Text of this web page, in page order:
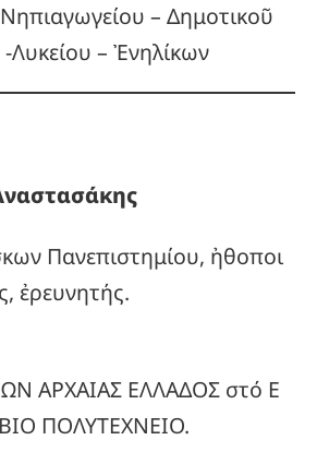
Νηπιαγωγείου – Δημοτικοῦ
Λυκείου – Ἐνηλίκων
Πανεπιστημίου, ἠθοποι
ἐρευνητής.
ΑΡΧΑΙΑΣ ΕΛΛΑΔΟΣ στό Ε
ΠΟΛΥΤΕΧΝΕΙΟ.